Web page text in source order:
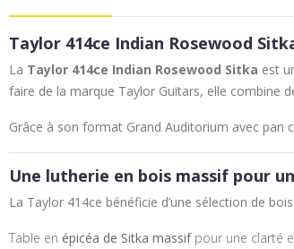
Taylor 414ce Indian Rosewood
La Taylor 414ce Indian Rosewood Sitka est
faire de la marque Taylor Guitars, elle combine
Grâce à son format Grand Auditorium avec pan
Une lutherie en bois massif pour
La Taylor 414ce bénéficie d’une sélection de
Table en épicéa de Sitka massifpour une clarté